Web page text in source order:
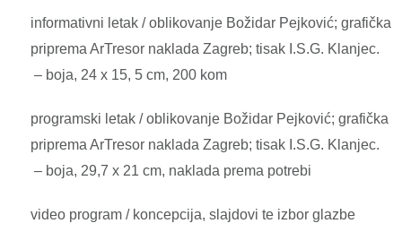
informativni letak / oblikovanje Božidar Pejković; grafička
priprema ArTresor naklada Zagreb; tisak I.S.G. Klanjec.
– boja, 24 x 15, 5 cm, 200 kom
programski letak / oblikovanje Božidar Pejković; grafička
priprema ArTresor naklada Zagreb; tisak I.S.G. Klanjec.
– boja, 29,7 x 21 cm, naklada prema potrebi
video program / koncepcija, slajdovi te izbor glazbe